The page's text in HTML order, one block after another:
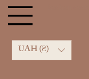
UAH (₴)